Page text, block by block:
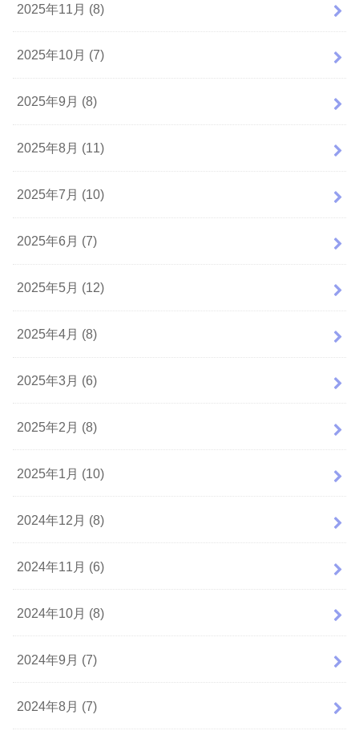
2025年11月 (8)
2025年10月 (7)
2025年9月 (8)
2025年8月 (11)
2025年7月 (10)
2025年6月 (7)
2025年5月 (12)
2025年4月 (8)
2025年3月 (6)
2025年2月 (8)
2025年1月 (10)
2024年12月 (8)
2024年11月 (6)
2024年10月 (8)
2024年9月 (7)
2024年8月 (7)